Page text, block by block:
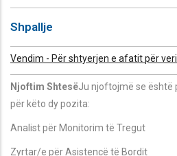
Shpallje
Vendim - Për shtyerjen e afatit për
Njoftim ShtesëJu njoftojmë se është
për këto dy pozita:
Analist për Monitorim të Tregut
Zyrtar/e për Asistencë të Bordit